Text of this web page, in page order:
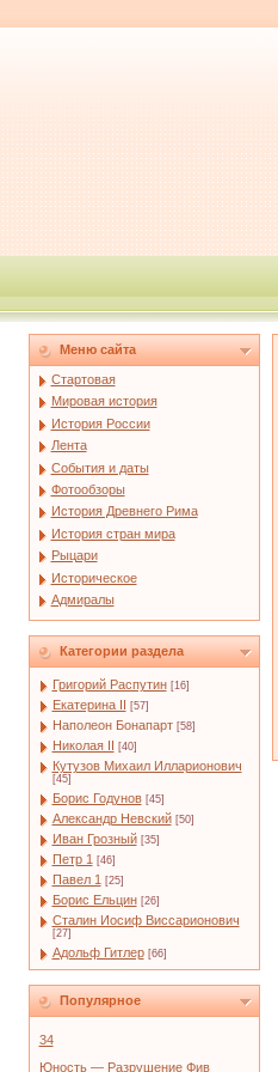
Меню сайта
Стартовая
Мировая история
История России
Лента
События и даты
Фотообзоры
История Древнего Рима
История стран мира
Рыцари
Историческое
Адмиралы
Категории раздела
Григорий Распутин [16]
Екатерина II [57]
Наполеон Бонапарт [58]
Николая II [40]
Кутузов Михаил Илларионович
[45]
Борис Годунов [45]
Александр Невский [50]
Иван Грозный [35]
Петр 1 [46]
Павел 1 [25]
Борис Ельцин [26]
Сталин Иосиф Виссарионович
[27]
Адольф Гитлер [66]
Популярное
34
Юность — Разрушение Фив